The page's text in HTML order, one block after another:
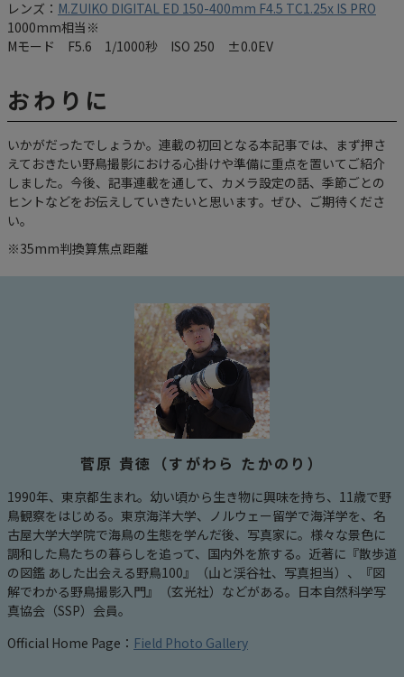
レンズ： M.ZUIKO DIGITAL ED 150-400mm F4.5 TC1.25x IS PRO
1000mm相当※
Mモード F5.6 1/1000秒 ISO 250 ±0.0EV
おわりに
いかがだったでしょうか。連載の初回となる本記事では、まず押さ
えておきたい野鳥撮影における心掛けや準備に重点を置いてご紹介
しました。今後、記事連載を通して、カメラ設定の話、季節ごとの
ヒントなどをお伝えしていきたいと思います。ぜひ、ご期待くださ
い。
※35mm判換算焦点距離
菅原 貴徳（すがわら たかのり）
1990年、東京都生まれ。幼い頃から生き物に興味を持ち、11歳で野
鳥観察をはじめる。東京海洋大学、ノルウェー留学で海洋学を、名
古屋大学大学院で海鳥の生態を学んだ後、写真家に。様々な景色に
調和した鳥たちの暮らしを追って、国内外を旅する。近著に『散歩道
の図鑑 あした出会える野鳥100』（山と渓谷社、写真担当）、『図
解でわかる野鳥撮影入門』（玄光社）などがある。日本自然科学写
真協会（SSP）会員。
Official Home Page： Field Photo Gallery